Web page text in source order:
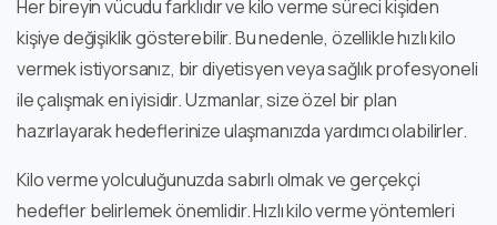
Her bireyin vücudu farklıdır ve kilo verme süreci kişiden
kişiye değişiklik gösterebilir. Bu nedenle, özellikle hızlı kilo
vermek istiyorsanız, bir diyetisyen veya sağlık profesyoneli
ile çalışmak en iyisidir. Uzmanlar, size özel bir plan
hazırlayarak hedeflerinize ulaşmanızda yardımcı olabilirler.
Kilo verme yolculuğunuzda sabırlı olmak ve gerçekçi
hedefler belirlemek önemlidir. Hızlı kilo verme yöntemleri